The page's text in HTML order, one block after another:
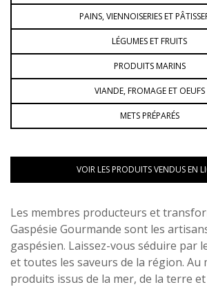
PAINS, VIENNOISERIES ET
LÉGUMES ET FRUITS
PRODUITS MARINS
VIANDE, FROMAGE ET OEUFS
METS PRÉPARÉS
VOIR LES PRODUITS VENDUS EN
Les membres producteurs et
Gaspésie Gourmande sont les
gaspésien. Laissez-vous séduire par
et toutes les saveurs de la région. Au
produits issus de la mer, de la terre